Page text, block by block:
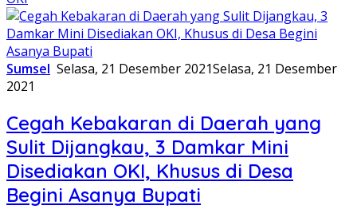
Sumsel Selasa, 21 Desember 2021Selasa, 21 Desember
2021
Cegah Kebakaran di Daerah yang
Sulit Dijangkau, 3 Damkar Mini
Disediakan OKI, Khusus di Desa
Begini Asanya Bupati